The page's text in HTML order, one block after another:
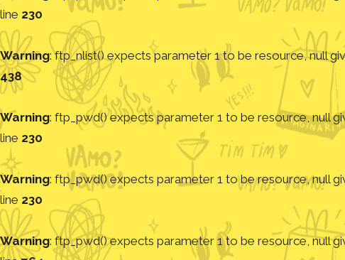
line 230
Warning: ftp_nlist() expects parameter 1 to be resource, null
438
Warning: ftp_pwd() expects parameter 1 to be resource, null
line 230
Warning: ftp_pwd() expects parameter 1 to be resource, null
line 230
Warning: ftp_pwd() expects parameter 1 to be resource, null